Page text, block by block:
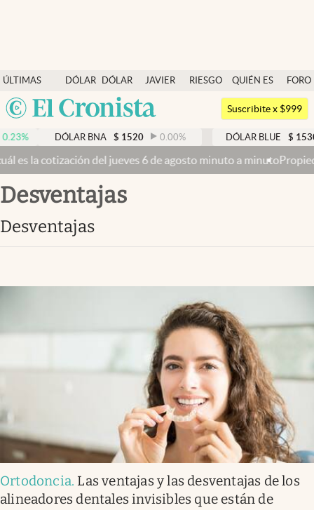
ÚLTIMAS
NOTICIAS
DÓLAR
DÓLAR
BLUE
JAVIER
RIESGO
QUIÉN ES
QUIÉN
FORO
Argentina
México
Dólar
Members
Economía y Política
Finanzas y Mercados
Mercados Online
Eventos Corporativos
El Cronista Studio
Mediakit
Suscribite x $999
DÓLAR BNA $ 1520 0.00 % DÓLAR BLUE $ 1530 -
del jueves 6 de agosto minuto a minutoPropiedad privada:
desventajas
desventajas
Ortodoncia. Las ventajas y las desventajas de los
alineadores dentales invisibles que están de